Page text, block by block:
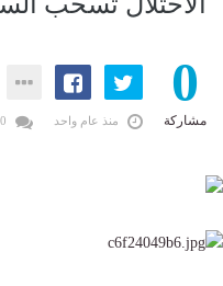
0
مشاركة منذ عام واحد